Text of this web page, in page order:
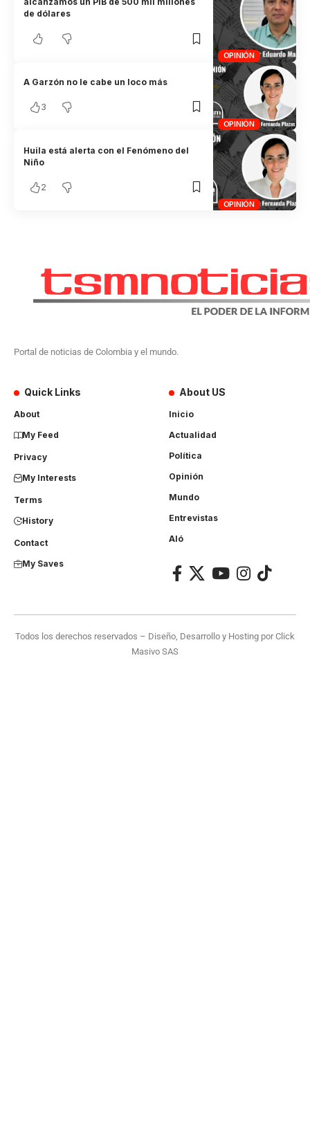
OPINIÓN
de dólares
OPINIÓN
A Garzón no le cabe un loco más
3
OPINIÓN
Huila está alerta con el Fenómeno del
Niño
2
Portal de noticias de Colombia y el mundo.
Quick Links
About
My Feed
Privacy
My Interests
Terms
History
Contact
My Saves
About US
Inicio
Actualidad
Política
Opinión
Mundo
Entrevistas
Aló
Todos los derechos reservados – Diseño, Desarrollo y Hosting porClick
Masivo SAS